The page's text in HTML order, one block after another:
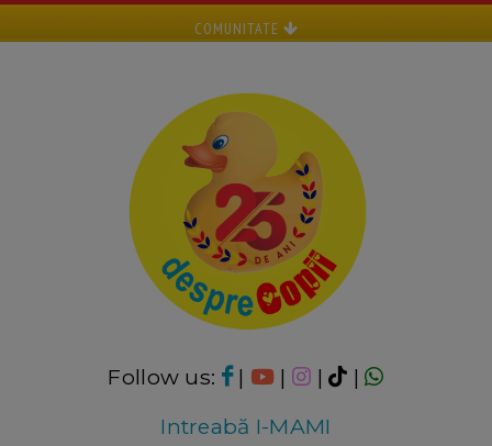
COMUNITATE
Follow us: | | |
|
Intreabă I-MAMI